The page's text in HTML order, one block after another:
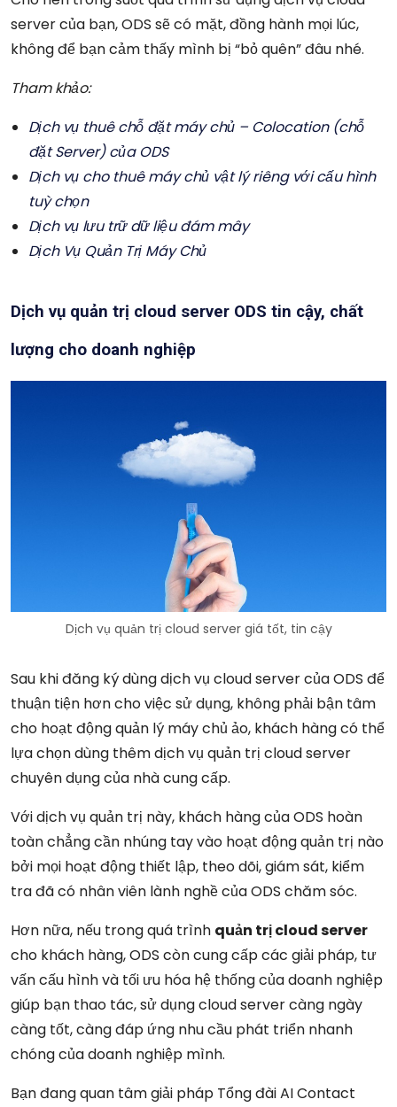
server của bạn, ODS sẽ có mặt, đồng hành mọi lúc,
không để bạn cảm thấy mình bị “bỏ quên” đâu nhé.
Tham khảo:
Dịch vụ thuê chỗ đặt máy chủ – Colocation (chỗ
đặt Server) của ODS
Dịch vụ cho thuê máy chủ vật lý riêng với cấu hình
tuỳ chọn
Dịch vụ lưu trữ dữ liệu đám mây
Dịch Vụ Quản Trị Máy Chủ
Dịch vụ quản trị cloud server ODS tin cậy, chất
lượng cho doanh nghiệp
Dịch vụ quản trị cloud server giá tốt, tin cậy
Sau khi đăng ký dùng dịch vụ cloud server của ODS để
thuận tiện hơn cho việc sử dụng, không phải bận tâm
cho hoạt động quản lý máy chủ ảo, khách hàng có thể
lựa chọn dùng thêm dịch vụ quản trị cloud server
chuyên dụng của nhà cung cấp.
Với dịch vụ quản trị này, khách hàng của ODS hoàn
toàn chẳng cần nhúng tay vào hoạt động quản trị nào
bởi mọi hoạt động thiết lập, theo dõi, giám sát, kiểm
tra đã có nhân viên lành nghề của ODS chăm sóc.
Hơn nữa, nếu trong quá trình quản trị cloud server
cho khách hàng, ODS còn cung cấp các giải pháp, tư
vấn cấu hình và tối ưu hóa hệ thống của doanh nghiệp
giúp bạn thao tác, sử dụng cloud server càng ngày
càng tốt, càng đáp ứng nhu cầu phát triển nhanh
chóng của doanh nghiệp mình.
Bạn đang quan tâm giải pháp Tổng đài AI Contact